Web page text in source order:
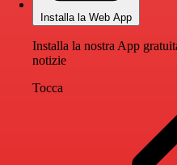
Installa la Web App
Installa la nostra App
notizie
Tocca